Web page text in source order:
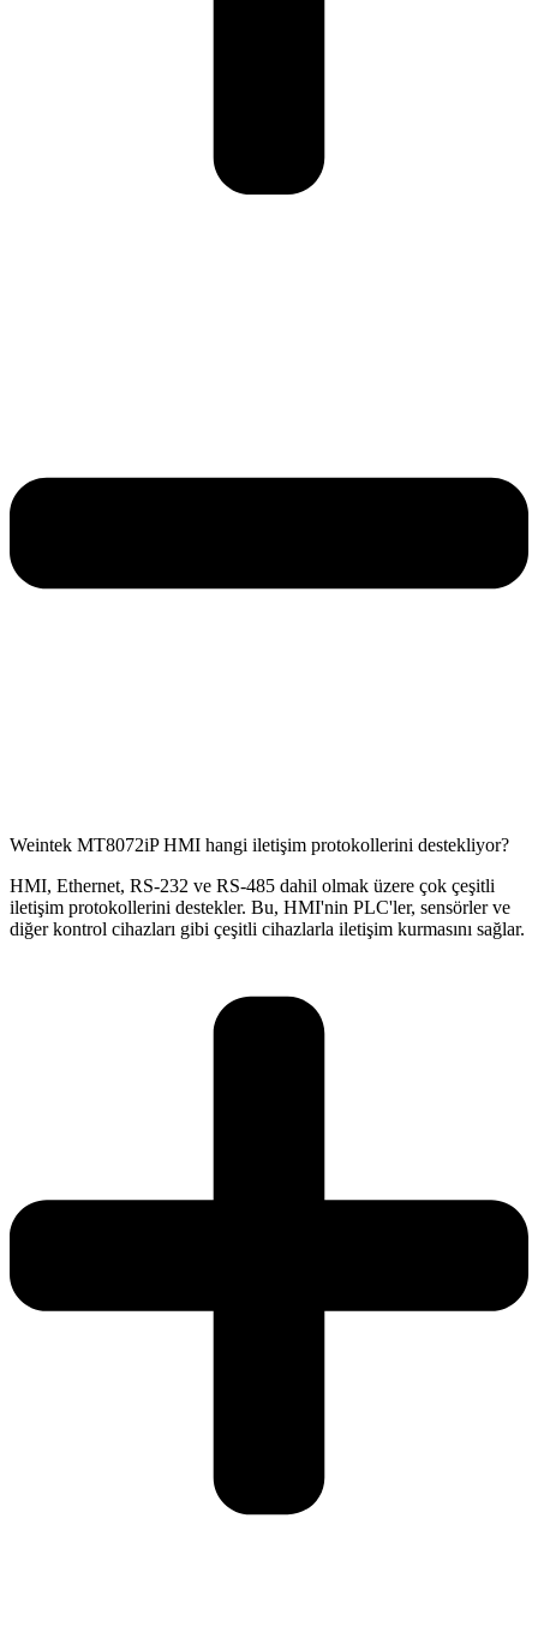
Weintek MT8072iP HMI hangi iletişim protokollerini destekliyor?
HMI, Ethernet, RS-232 ve RS-485 dahil olmak üzere çok çeşitli
iletişim protokollerini destekler. Bu, HMI'nin PLC'ler, sensörler ve
diğer kontrol cihazları gibi çeşitli cihazlarla iletişim kurmasını sağlar.